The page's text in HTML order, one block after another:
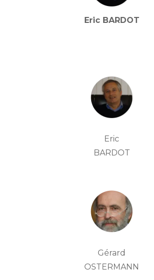
Eric BARDOT
Eric
BARDOT
Gérard
OSTERMANN